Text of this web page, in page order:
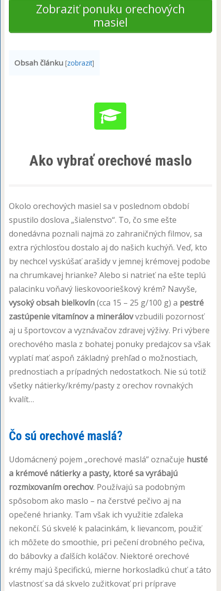
Zobraziť ponuku orechových
masiel
Obsah článku [zobrazit]
Ako vybrať orechové maslo
Okolo orechových masiel sa v poslednom období
spustilo doslova „šialenstvo“. To, čo sme ešte
donedávna poznali najmä zo zahraničných filmov, sa
extra rýchlosťou dostalo aj do našich kuchýň. Veď, kto
by nechcel vyskúšať arašidy v jemnej krémovej podobe
na chrumkavej hrianke? Alebo si natrieť na ešte teplú
palacinku voňavý lieskovoorieškový krém? Navyše,
vysoký obsah bielkovín(cca 15 – 25 g/100 g) a pestré
zastúpenie vitamínov a minerálovvzbudili pozornosť
aj u športovcov a vyznávačov zdravej výživy. Pri výbere
orechového masla z bohatej ponuky predajcov sa však
vyplatí mať aspoň základný prehľad o možnostiach,
prednostiach a prípadných nedostatkoch. Nie sú totiž
všetky nátierky/krémy/pasty z orechov rovnakých
kvalít…
Čo sú orechové maslá?
Udomácnený pojem „orechové maslá” označuje husté
a krémové nátierky a pasty, ktoré sa vyrábajú
rozmixovaním orechov. Používajú sa podobným
spôsobom ako maslo – na čerstvé pečivo aj na
opečené hrianky. Tam však ich využitie zďaleka
nekončí. Sú skvelé k palacinkám, k lievancom, použiť
ich môžete do smoothie, pri pečení drobného pečiva,
do bábovky a ďalších koláčov. Niektoré orechové
krémy majú špecifickú, mierne horkosladkú chuť a táto
vlastnosť sa dá skvelo zužitkovať pri príprave